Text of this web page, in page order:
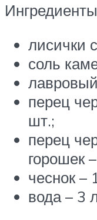
лисички
соль
перец
шт.;
перец
горошек
чеснок –
вода – 3